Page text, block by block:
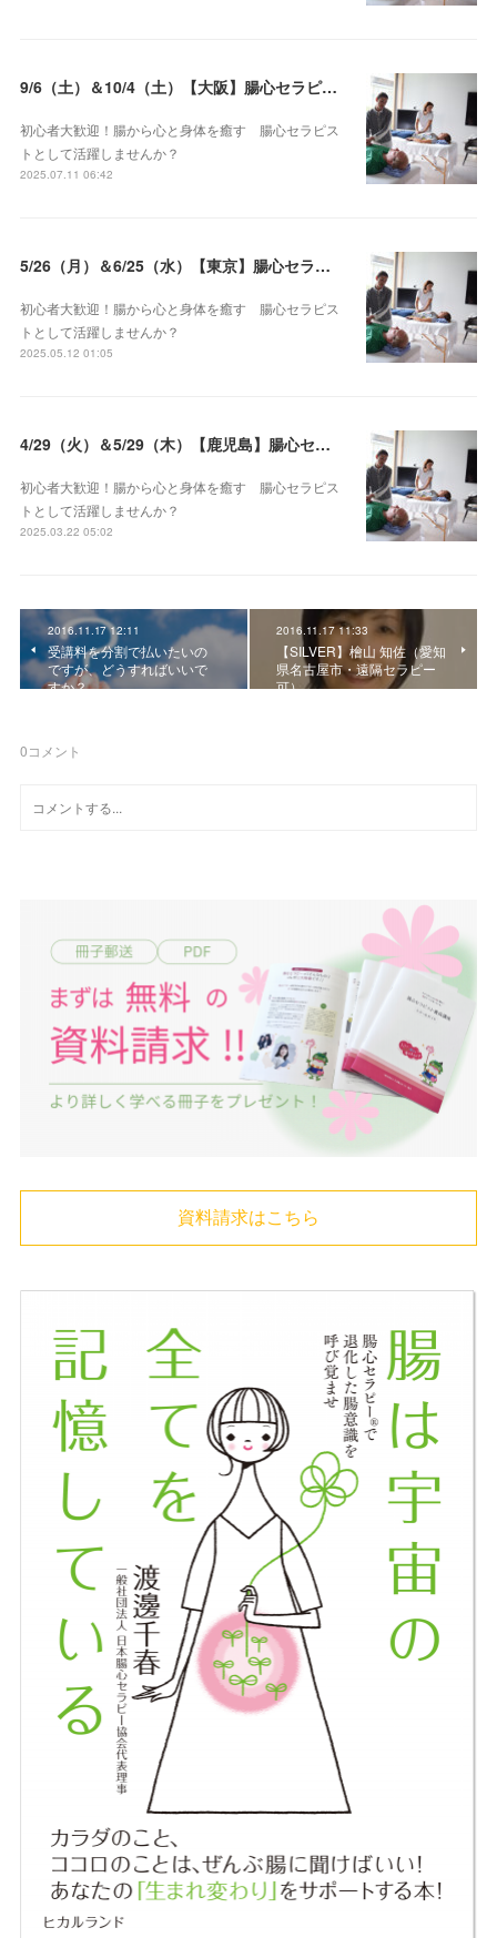
9/6（土）＆10/4（土）【大阪】腸心セラピスト養成コース《２日間コース》開講決定
初心者大歓迎！腸から心と身体を癒す 腸心セラピス
トとして活躍しませんか？
2025.07.11 06:42
5/26（月）＆6/25（水）【東京】腸心セラピスト養成コース《２日間コース》開講決定
初心者大歓迎！腸から心と身体を癒す 腸心セラピス
トとして活躍しませんか？
2025.05.12 01:05
4/29（火）＆5/29（木）【鹿児島】腸心セラピスト養成コース《２日間コース》開講決定
初心者大歓迎！腸から心と身体を癒す 腸心セラピス
トとして活躍しませんか？
2025.03.22 05:02
2016.11.17 12:11
受講料を分割で払いたいの
ですが、どうすればいいで
すか？
2016.11.17 11:33
【SILVER】檜山 知佐（愛知
県名古屋市・遠隔セラピー
可）
0コメント
資料請求はこちら